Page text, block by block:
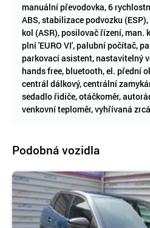
manuální převodovka, 6
ABS, stabilizace podvozku
kol (ASR), posilovač řízení, man.
plní 'EURO VI', palubní počítač,
parkovací asistent, nastavitelný
hands free, bluetooth, el. přední
centrál dálkový, centrální
sedadlo řidiče, otáčkoměr,
venkovní teploměr, vyhřívaná
Podobná vozidla